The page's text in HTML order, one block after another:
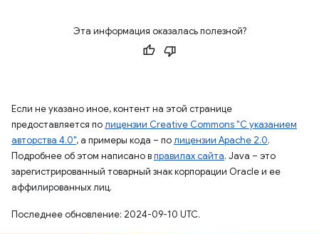
Эта информация оказалась полезной?
Если не указано иное, контент на этой странице
предоставляется полицензии Creative Commons "С указанием
авторства 4.0", а примеры кода – полицензии Apache 2.0.
Подробнее об этом написано вправилах сайта. Java – это
зарегистрированный товарный знак корпорации Oracle и ее
аффилированных лиц.
Последнее обновление: 2024-09-10 UTC.